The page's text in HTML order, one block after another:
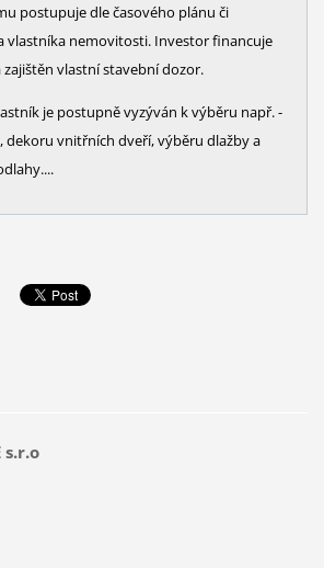
postupuje dle časového plánu či
vlastníka nemovitosti. Investor financuje
vlastní stavební dozor.
je postupně vyzýván k výběru např. -
dekoru vnitřních dveří, výběru dlažby a
s.r.o